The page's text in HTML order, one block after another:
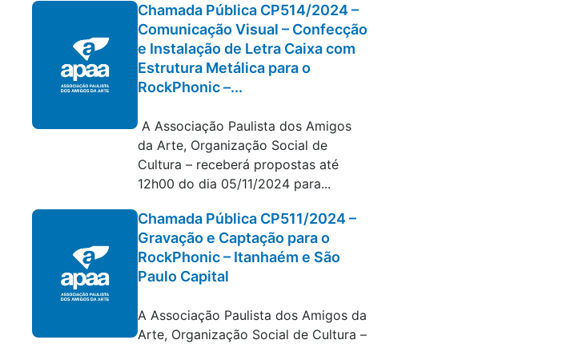
Chamada Pública CP514/2024 –
Comunicação Visual – Confecção
e Instalação de Letra Caixa com
Estrutura Metálica para o
RockPhonic –...
A Associação Paulista dos Amigos
da Arte, Organização Social de
Cultura – receberá propostas até
12h00 do dia 05/11/2024 para...
Chamada Pública CP511/2024 –
Gravação e Captação para o
RockPhonic – Itanhaém e São
Paulo Capital
A Associação Paulista dos Amigos da
Arte, Organização Social de Cultura –